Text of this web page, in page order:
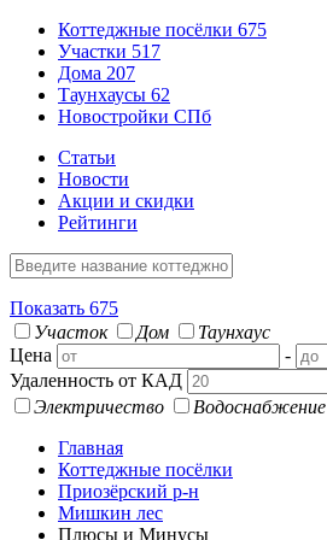
Коттеджные посёлки 675
Участки 517
Дома 207
Таунхаусы 62
Новостройки СПб
Статьи
Новости
Акции и скидки
Рейтинги
Показать 675
Участок
Дом
Таунхаус
Цена
-
Удаленность от КАД
Электричество
Водоснабжение
Главная
Коттеджные посёлки
Приозёрский р-н
Мишкин лес
Плюсы и Минусы